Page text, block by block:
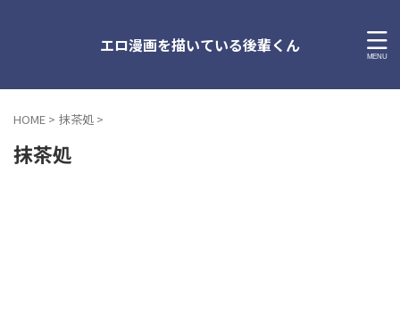
エロ漫画を描いている後輩くん
HOME > 抹茶処 >
抹茶処